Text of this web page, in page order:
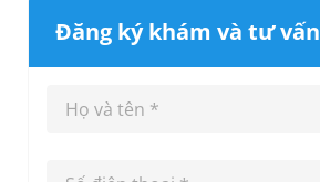
Đăng ký khám và tư vấn